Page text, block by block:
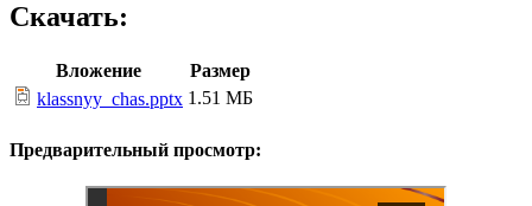
Скачать:
Вложение
Размер
klassnyy_chas.pptx 1.51 МБ
Предварительный просмотр: